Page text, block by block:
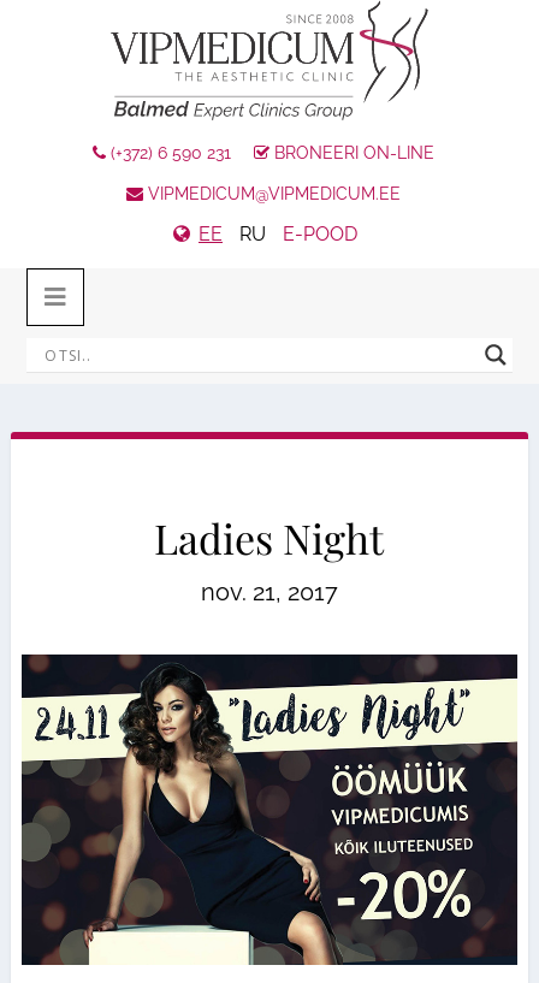
(+372) 6 590 231 BRONEERI ON-LINE
VIPMEDICUM@VIPMEDICUM.EE
EE RU E-POOD
Ladies Night
nov. 21, 2017